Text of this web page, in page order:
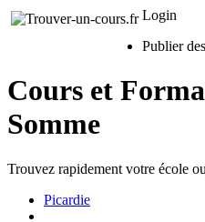
Login
Publier
Cours et
Somme
Trouvez rapidement votre école
Picardie